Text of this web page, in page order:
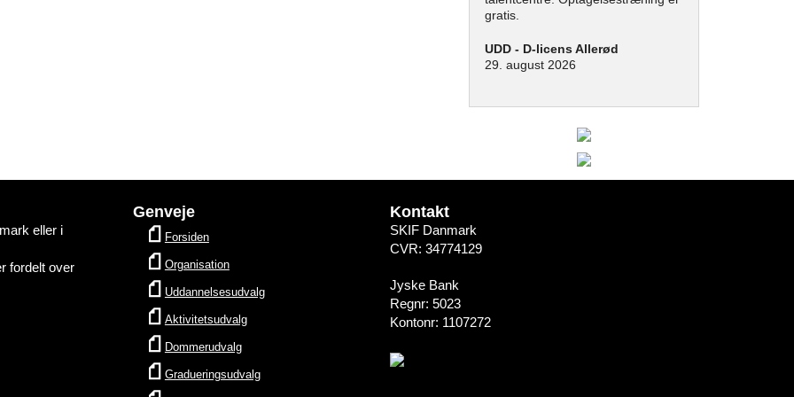
gratis.
UDD - D-licens Allerød
29. august 2026
eller i
fordelt over
Genveje
Forsiden
Organisation
Uddannelsesudvalg
Aktivitetsudvalg
Dommerudvalg
Gradueringsudvalg
Kontakt
SKIF Danmark
CVR: 34774129
Jyske Bank
Regnr: 5023
Kontonr: 1107272